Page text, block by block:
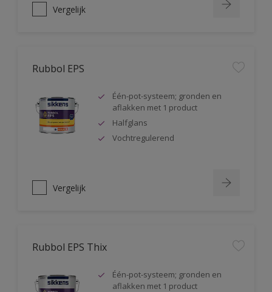
Vergelijk
Rubbol EPS
Één-pot-systeem; gronden en
aflakken met 1 product
Halfglans
Vochtregulerend
Vergelijk
Rubbol EPS Thix
Één-pot-systeem; gronden en
aflakken met 1 product